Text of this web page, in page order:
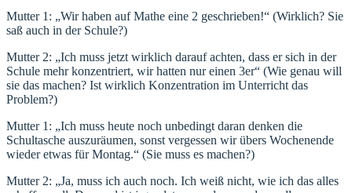
Mutter 1: „Wir haben auf Mathe eine 2 geschrieben!“ (Wirklich? Sie
saß auch in der Schule?)
Mutter 2: „Ich muss jetzt wirklich darauf achten, dass er sich in der
Schule mehr konzentriert, wir hatten nur einen 3er“ (Wie genau will
sie das machen? Ist wirklich Konzentration im Unterricht das
Problem?)
Mutter 1: „Ich muss heute noch unbedingt daran denken die
Schultasche auszuräumen, sonst vergessen wir übers Wochenende
wieder etwas für Montag.“ (Sie muss es machen?)
Mutter 2: „Ja, muss ich auch noch. Ich weiß nicht, wie ich das alles